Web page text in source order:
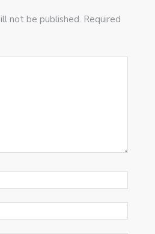
not be published. Required